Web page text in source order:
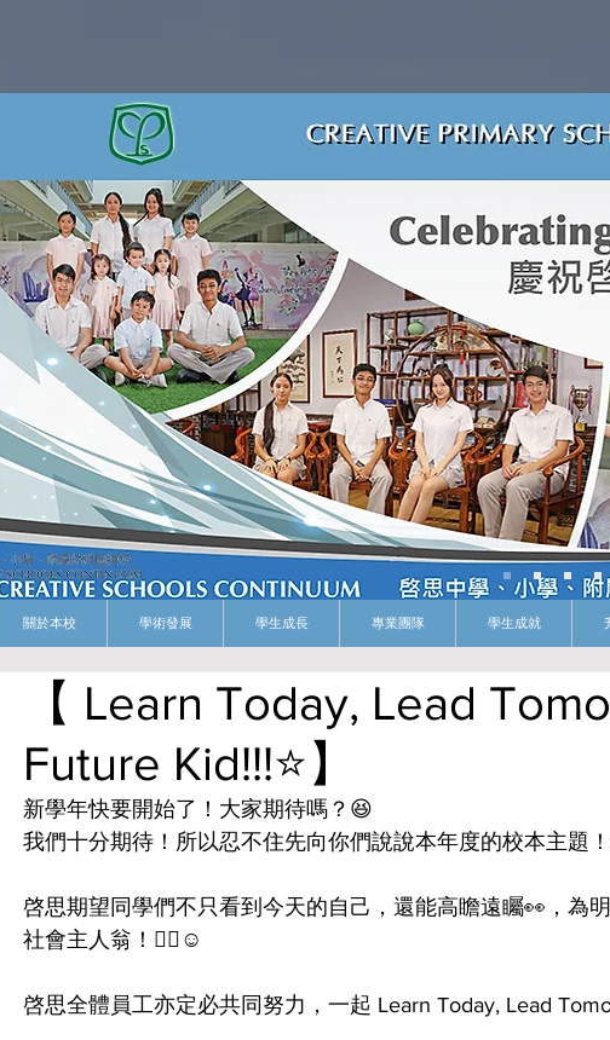
關於本校 學術發展 學生成長 專業團隊 學生成就
【 Learn Today, Lead
Future Kid!!!⭐️】
新學年快要開始了！大家期待嗎？😆
我們十分期待！所以忍不住先向你們說說本年度的校本主題
啓思期望同學們不只看到今天的自己，還能高瞻遠矚👀，為
社會主人翁！👍🏻☺️
啓思全體員工亦定必共同努力，一起 Learn Today, Lead